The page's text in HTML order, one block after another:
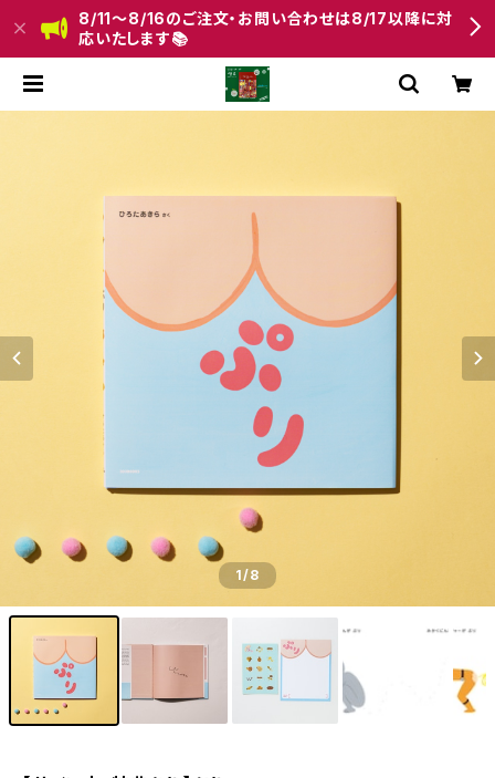
8/11〜8/16のご注文・お問い合わせは8/17以降に対
応いたします📚
1/8